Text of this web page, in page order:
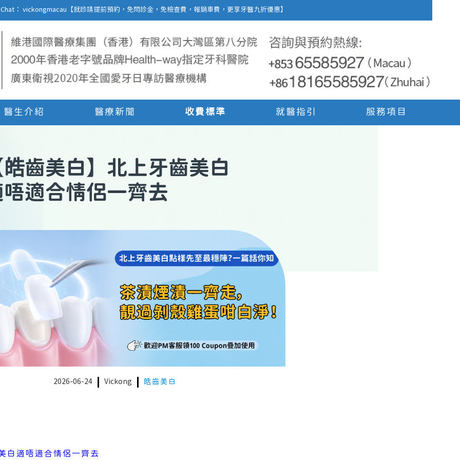
： vickongmacau【就診請提前預約，免問診金，免檢查費，報銷車費，更享牙醫九折優惠】
醫生介紹 醫療新聞 收費標準 就醫指引 服務項目
皓齒美白】 北上牙齒美白
適合情侶一齊去
2026-06-24 Vickong 皓齒美白
白適唔適合情侶一齊去